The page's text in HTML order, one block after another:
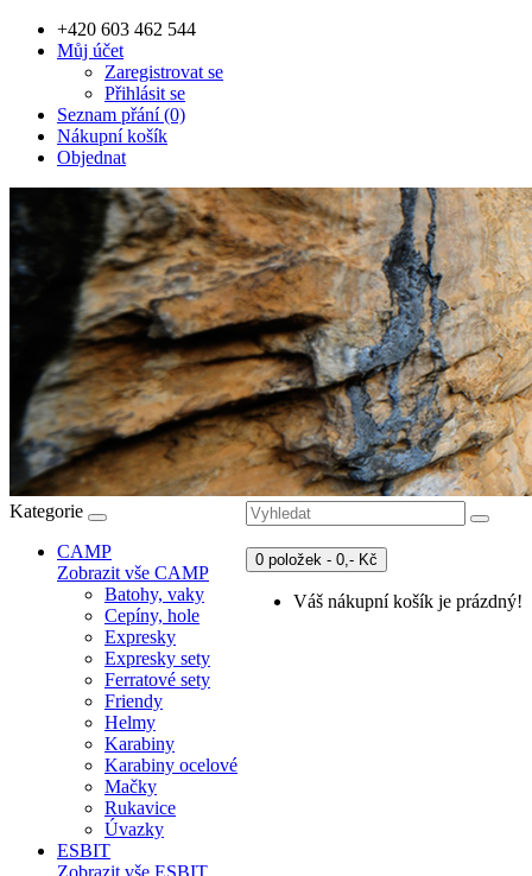
+420 603 462 544
Můj účet
Zaregistrovat se
Přihlásit se
Seznam přání (0)
Nákupní košík
Objednat
0 položek - 0,- Kč
Váš nákupní košík je prázdný!
Kategorie
CAMP
Zobrazit vše CAMP
Batohy, vaky
Cepíny, hole
Expresky
Expresky sety
Ferratové sety
Friendy
Helmy
Karabiny
Karabiny ocelové
Mačky
Rukavice
Úvazky
ESBIT
Zobrazit vše ESBIT